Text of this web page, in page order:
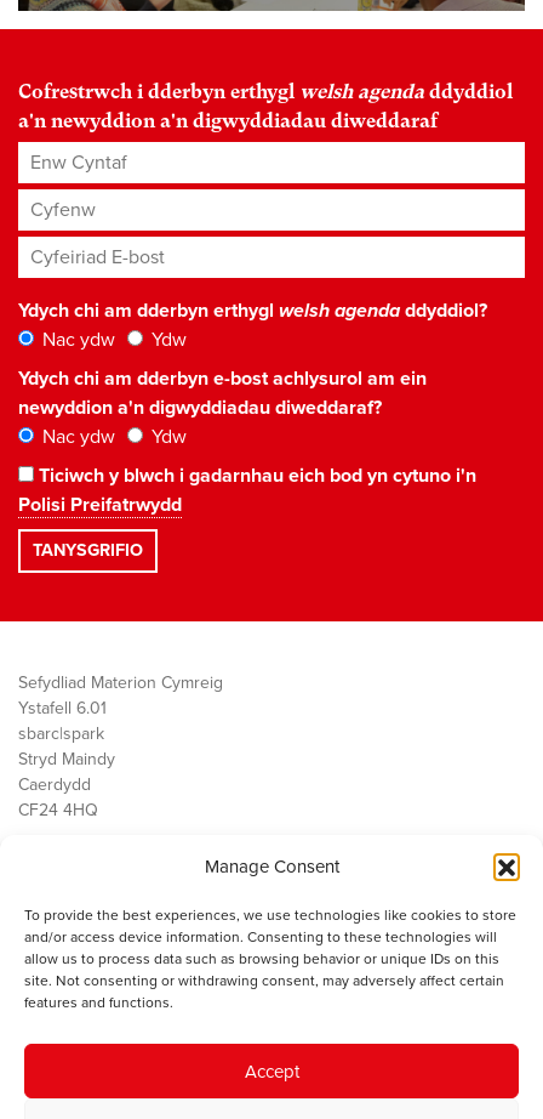
Manage Consent
To provide the best experiences, we use technologies like cookies to store
and/or access device information. Consenting to these technologies will
allow us to process data such as browsing behavior or unique IDs on this
site. Not consenting or withdrawing consent, may adversely affect certain
features and functions.
Accept
Cofrestrwch i dderbyn erthygl welsh agenda ddyddiol
a'n newyddion a'n digwyddiadau diweddaraf
Enw Cyntaf
Cyfenw
Cyfeiriad E-bost*
Ydych chi am dderbyn erthygl welsh agendaddyddiol?
Nac ydw
Ydw
Ydych chi am dderbyn e-bost achlysurol am ein
newyddion a'n digwyddiadau diweddaraf?
Nac ydw
Ydw
Ticiwch y blwch i gadarnhau eich bod yn cytuno i'n
Polisi Preifatrwydd
Sefydliad Materion Cymreig
Ystafell 6.01
sbarc|spark
Stryd Maindy
Caerdydd
CF24 4HQ
Public Services
Economi
Y SMC
Cysylltwch â ni